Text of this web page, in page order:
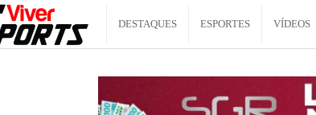
Viver
DESTAQUES ESPORTES VÍDEOS